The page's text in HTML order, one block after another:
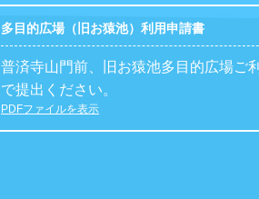
多目的広場（旧お猿池）利用申請書
普済寺山門前、旧お猿池多目的広場ご
で提出ください。
PDFファイルを表示